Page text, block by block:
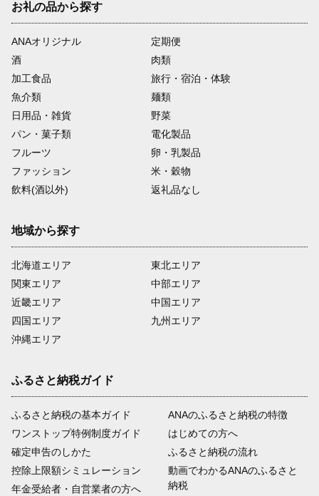
お礼の品から探す
ANAオリジナル
定期便
酒
肉類
加工食品
旅行・宿泊・体験
魚介類
麺類
日用品・雑貨
野菜
パン・菓子類
電化製品
フルーツ
卵・乳製品
ファッション
米・穀物
飲料(酒以外)
返礼品なし
地域から探す
北海道エリア
関東エリア
近畿エリア
四国エリア
沖縄エリア
東北エリア
中部エリア
中国エリア
九州エリア
ふるさと納税ガイド
ふるさと納税の基本ガイド
ワンストップ特例制度ガイド
確定申告のしかた
控除上限額シミュレーション
年金受給者・自営業者の方へ
ANAのふるさと納税の特徴
はじめての方へ
ふるさと納税の流れ
動画でわかるANAのふるさと
納税